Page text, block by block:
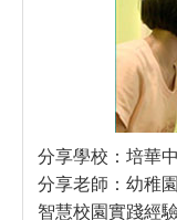
分享學校：培華
分享老師：幼稚
智慧校園實踐經